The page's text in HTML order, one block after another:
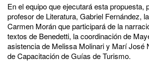
En el equipo que ejecutará esta propuesta,
profesor de Literatura, Gabriel Fernández,
Carmen Morán que participará de la
textos de Benedetti, la coordinación de
asistencia de Melissa Molinari y Marí José
de Capacitación de Guías de Turismo.